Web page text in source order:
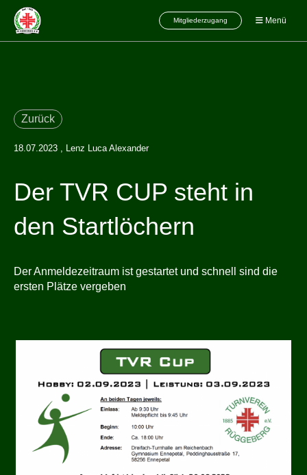
Mitgliederzugang Menü
Zurück
18.07.2023 , Lenz Luca Alexander
Der TVR CUP steht in
den Startlöchern
Der Anmeldezeitraum ist gestartet und schnell sind die
ersten Plätze vergeben